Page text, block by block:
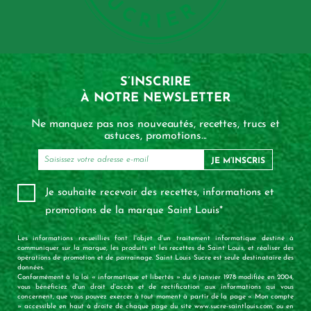
S’INSCRIRE
À NOTRE NEWSLETTER
Ne manquez pas nos nouveautés, recettes, trucs et
astuces, promotions...
JE M’INSCRIS
Je souhaite recevoir des recettes, informations et
promotions de la marque Saint Louis*
Les informations recueillies font l'objet d'un traitement informatique destiné à
communiquer sur la marque, les produits et les recettes de Saint Louis, et réaliser des
opérations de promotion et de parrainage. Saint Louis Sucre est seule destinataire des
données.
Conformément à la loi « informatique et libertés » du 6 janvier 1978 modifiée en 2004,
vous bénéficiez d'un droit d'accès et de rectification aux informations qui vous
concernent, que vous pouvez exercer à tout moment à partir de la page « Mon compte
» accessible en haut à droite de chaque page du site www.sucre-saintlouis.com, ou en